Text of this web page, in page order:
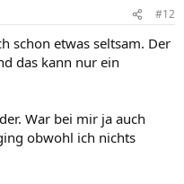
#12
schon etwas seltsam. Der
das kann nur ein
War bei mir ja auch
obwohl ich nichts